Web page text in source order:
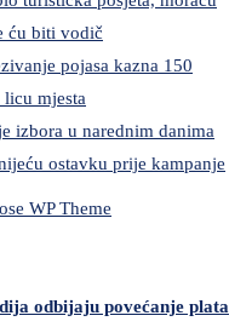
ću biti vodič
pojasa kazna 150
licu mjesta
izbora u narednim danima
ostavku prije kampanje
odbijaju povećanje plata